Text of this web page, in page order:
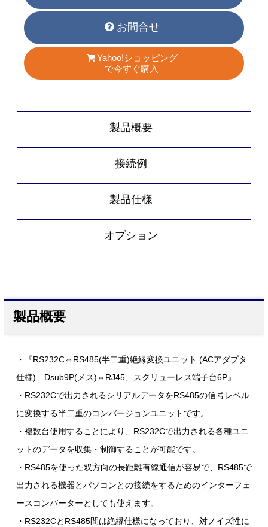
お問合せ
Yahoo!ショッピング
で今すぐ購入
製品概要
接続例
製品仕様
オプション
製品概要
・『RS232C⇔RS485(半二重)絶縁変換ユニット (ACアダプタ
仕様) Dsub9P(メス)⇔RJ45、スクリューレス端子台6P』
・RS232Cで出力されるシリアルデータをRS485の信号レベル
に変換する半二重のコンバージョンユニットです。
・複数台使用することにより、RS232Cで出力される各種ユニ
ットのデータを収集・制御することが可能です。
・RS485を使った双方向の長距離有線通信が容易で、RS485で
出力される機器とパソコンとの接続をするためのインターフェ
ースコンバーターとしても使えます。
・RS232CとRS485間は絶縁仕様になっており、対ノイズ性に